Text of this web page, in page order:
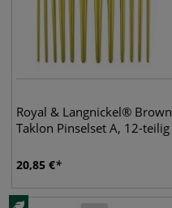
Royal & Langnickel® Brown
Taklon Pinselset A, 12-teilig
20,85 €